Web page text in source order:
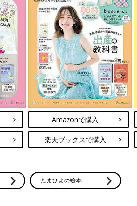
Amazonで購入
楽天ブックスで購入
たまひよの絵本